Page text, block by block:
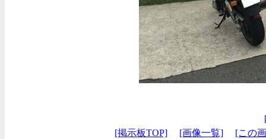
[掲示板TOP]
[画像一覧] [この